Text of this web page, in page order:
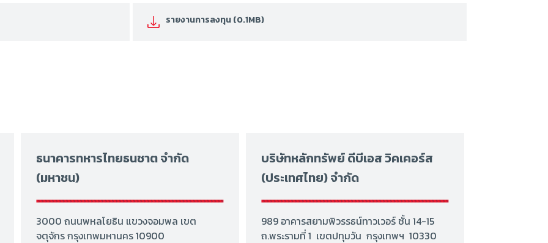
รายงานการลงทุน (0.1MB)
ธนาคารทหารไทยธนชาต จำกัด
(มหาชน)
3000 ถนนพหลโยธิน แขวงจอมพล เขต
จตุจักร กรุงเทพมหานคร 10900
บริษัทหลักทรัพย์ ดีบีเอส วิคเคอร์ส
(ประเทศไทย) จำกัด
989 อาคารสยามพิวรรธน์ทาวเวอร์ ชั้น 14-15
ถ.พระรามที่ 1 เขตปทุมวัน กรุงเทพฯ 10330